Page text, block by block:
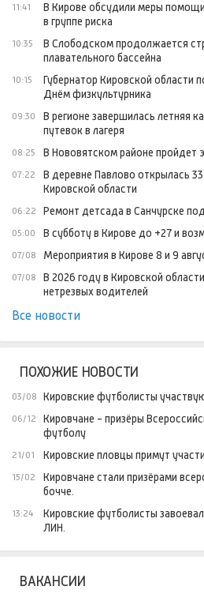
11:41
В Кирове обсудили меры
в группе риска
10:35
В Слободском продолжается
плавательного бассейна
10:15
Губернатор Кировской области
Днём физкультурника
09:30
В регионе завершилась летняя
путевок в лагеря
08:25 В Нововятском районе пройдет
07:22
В деревне Павлово открылась
Кировской области
06:22 Ремонт детсада в Санчурске
05:00 В субботу в Кирове до +27 и
07/08 Мероприятия в Кирове 8 и 9
07/08
В 2026 году в Кировской
нетрезвых водителей
Все новости
ПОХОЖИЕ НОВОСТИ
03/08 Кировские футболисты
06/12
Кировчане - призёры
футболу
21/01 Кировские пловцы примут
15/02
Кировчане стали призёрами
бочче.
13:24
Кировские футболисты
ЛИН.
ВАКАНСИИ